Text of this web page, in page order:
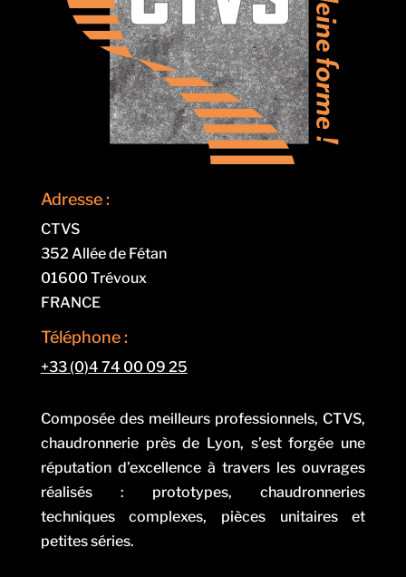
Adresse :
CTVS
352 Allée de Fétan
01600 Trévoux
FRANCE
Téléphone :
+33 (0)4 74 00 09 25
Composée des meilleurs professionnels, CTVS,
chaudronnerie près de Lyon, s’est forgée une
réputation d’excellence à travers les ouvrages
réalisés : prototypes, chaudronneries
techniques complexes, pièces unitaires et
petites séries.